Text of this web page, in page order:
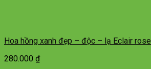
Hoa hồng xanh đẹp – độc – lạ Eclair rose
280.000 ₫